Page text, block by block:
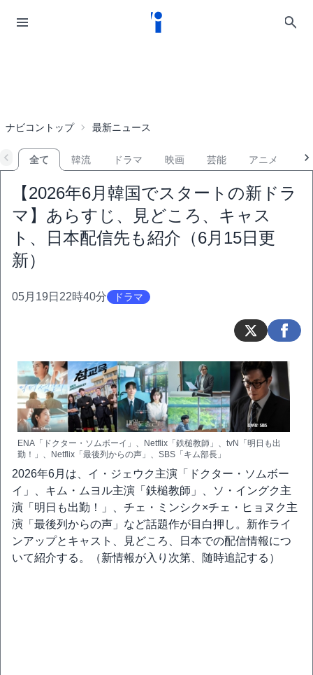
ナビコントップ 最新ニュース
全て 韓流 ドラマ 映画 芸能 アニメ
【2026年6月韓国でスタートの新ドラ
マ】あらすじ、見どころ、キャス
ト、日本配信先も紹介（6月15日更
新）
05月19日22時40分 ドラマ
ENA「ドクター・ソムボーイ」、Netflix「鉄槌教師」、tvN「明日も出
勤！」、Netflix「最後列からの声」、SBS「キム部長」
2026年6月は、イ・ジェウク主演「ドクター・ソムボー
イ」、キム・ムヨル主演「鉄槌教師」、ソ・イングク主
演「明日も出勤！」、チェ・ミンシク×チェ・ヒョヌク主
演「最後列からの声」など話題作が目白押し。新作ライ
ンアップとキャスト、見どころ、日本での配信情報につ
いて紹介する。（新情報が入り次第、随時追記する）